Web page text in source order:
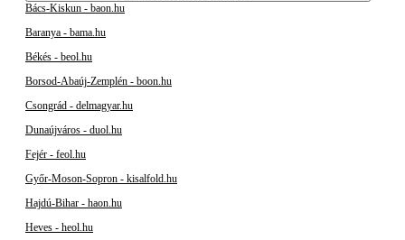
Bács-Kiskun - baon.hu
Baranya - bama.hu
Békés - beol.hu
Borsod-Abaúj-Zemplén - boon.hu
Csongrád - delmagyar.hu
Dunaújváros - duol.hu
Fejér - feol.hu
Győr-Moson-Sopron - kisalfold.hu
Hajdú-Bihar - haon.hu
Heves - heol.hu